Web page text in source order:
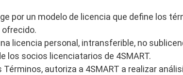
por un modelo de licencia que define los
ofrecido.
licencia personal, intransferible, no
los socios licenciatarios de 4SMART.
Términos, autoriza a 4SMART a realizar